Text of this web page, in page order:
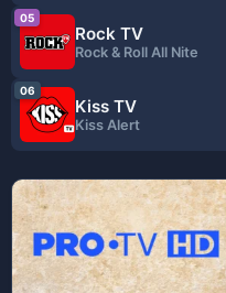
05
Rock TV
Rock & Roll All Nite
06
Kiss TV
Kiss Alert